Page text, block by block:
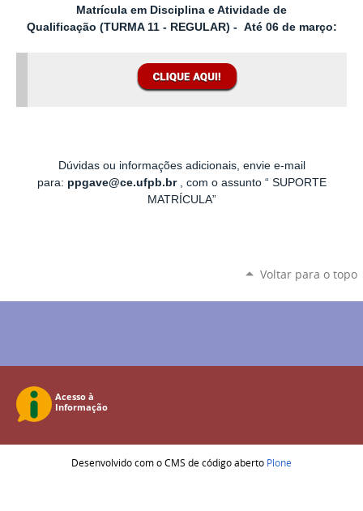
Matrícula em Disciplina e Atividade de
Qualificação (TURMA 11 - REGULAR) - Até06de março:
Dúvidas ou informações adicionais, envie e-mail
para: ppgave@ce.ufpb.br, com o assunto “ SUPORTE
MATRÍCULA”
Voltar para o topo
Desenvolvido com o CMS de código aberto Plone